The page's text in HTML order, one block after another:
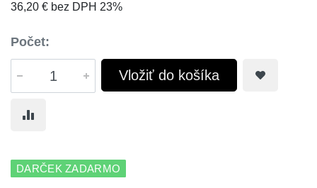
36,20 € bez DPH 23%
Počet:
Vložiť do košíka
DARČEK ZADARMO